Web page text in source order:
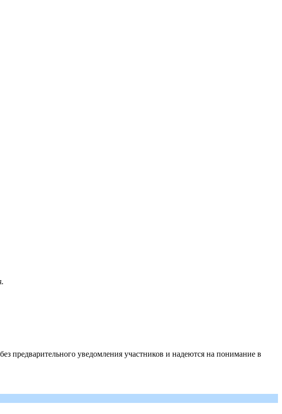
предварительного уведомления участников и надеются на понимание в